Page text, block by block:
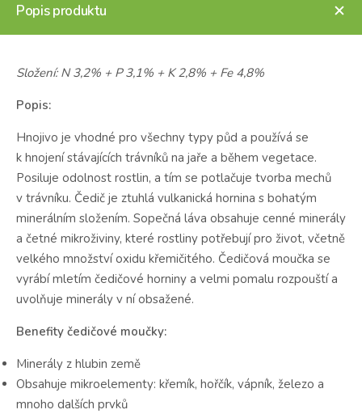
Popis produktu
Složení: N 3,2% + P 3,1% + K 2,8% + Fe 4,8%
Popis:
Hnojivo je vhodné pro všechny typy půd a používá se
k hnojení stávajících trávníků na jaře a během vegetace.
Posiluje odolnost rostlin, a tím se potlačuje tvorba mechů
v trávníku. Čedič je ztuhlá vulkanická hornina s bohatým
minerálním složením. Sopečná láva obsahuje cenné minerály
a četné mikroživiny, které rostliny potřebují pro život, včetně
velkého množství oxidu křemičitého. Čedičová moučka se
vyrábí mletím čedičové horniny a velmi pomalu rozpouští a
uvolňuje minerály v ní obsažené.
Benefity čedičové moučky:
Minerály z hlubin země
Obsahuje mikroelementy: křemík, hořčík, vápník, železo a
mnoho dalších prvků